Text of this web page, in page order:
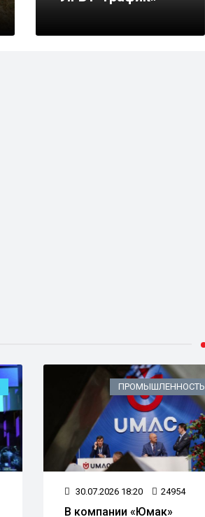
ПРОМЫШЛЕННОСТЬ
30.07.2026 18:20 24954
В компании «Юмак»